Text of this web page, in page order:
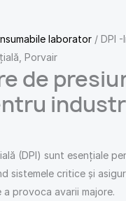
laborator / DPI
Porvair
de
(DPI) sunt esențiale
sistemele critice și
provoca avarii majore.